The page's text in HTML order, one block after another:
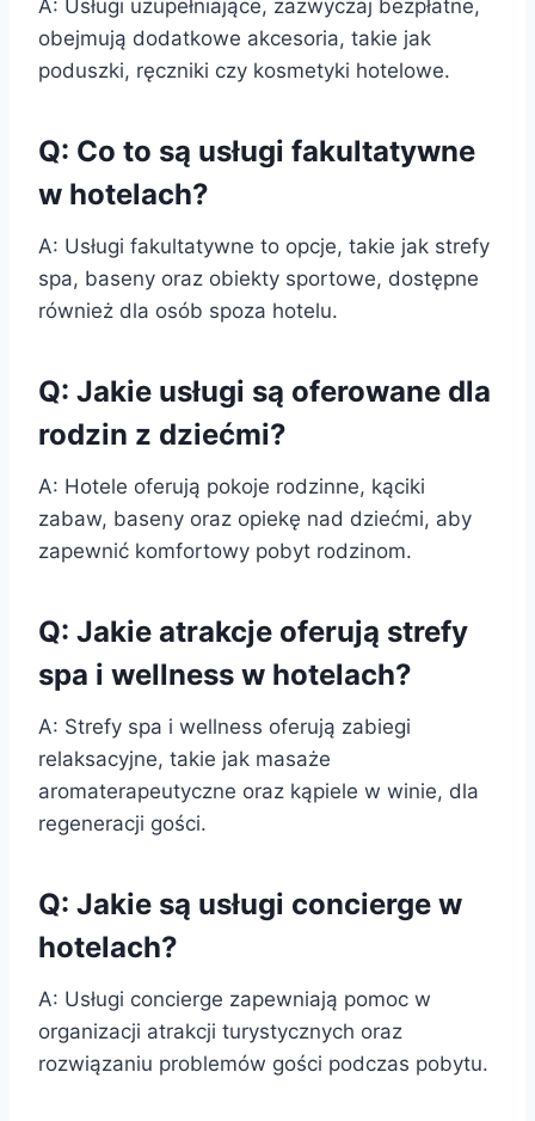
A: Usługi uzupełniające, zazwyczaj bezpłatne,
obejmują dodatkowe akcesoria, takie jak
poduszki, ręczniki czy kosmetyki hotelowe.
Q: Co to są usługi fakultatywne
w hotelach?
A: Usługi fakultatywne to opcje, takie jak strefy
spa, baseny oraz obiekty sportowe, dostępne
również dla osób spoza hotelu.
Q: Jakie usługi są oferowane dla
rodzin z dziećmi?
A: Hotele oferują pokoje rodzinne, kąciki
zabaw, baseny oraz opiekę nad dziećmi, aby
zapewnić komfortowy pobyt rodzinom.
Q: Jakie atrakcje oferują strefy
spa i wellness w hotelach?
A: Strefy spa i wellness oferują zabiegi
relaksacyjne, takie jak masaże
aromaterapeutyczne oraz kąpiele w winie, dla
regeneracji gości.
Q: Jakie są usługi concierge w
hotelach?
A: Usługi concierge zapewniają pomoc w
organizacji atrakcji turystycznych oraz
rozwiązaniu problemów gości podczas pobytu.